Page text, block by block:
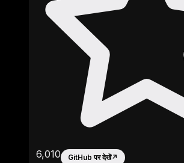
6,010 GitHub पर देखें↗